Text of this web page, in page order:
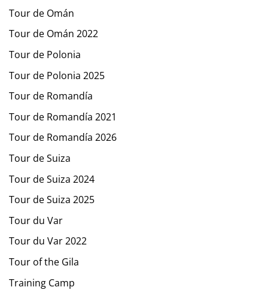
Tour de Omán
Tour de Omán 2022
Tour de Polonia
Tour de Polonia 2025
Tour de Romandía
Tour de Romandía 2021
Tour de Romandía 2026
Tour de Suiza
Tour de Suiza 2024
Tour de Suiza 2025
Tour du Var
Tour du Var 2022
Tour of the Gila
Training Camp